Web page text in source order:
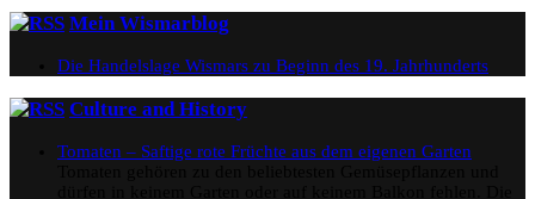
Mein Wismarblog
Die Handelslage Wismars zu Beginn des 19. Jahrhunderts
Culture and History
Tomaten – Saftige rote Früchte aus dem eigenen Garten